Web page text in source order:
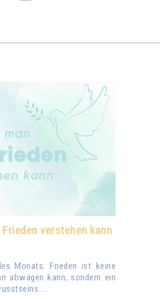
verstehen kann
Monats: Frieden ist keine
abwägen kann, sondern ein
...